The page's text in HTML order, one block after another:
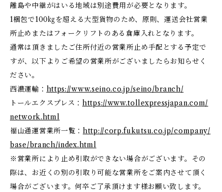
離島や中継がはいる地域は別途費用が必要となります。
1梱包で100㎏を超える大型貨物のため、原則、運送会社営業
所止めまたはフォークリフトのある倉庫入れとなります。
通常は頂きましたご住所付近の営業所止め手配とする予定で
すが、以下よりご希望の営業所がございましたらお知らせく
ださい。
西濃運輸： https://www.seino.co.jp/seino/branch/
トールエクスプレス： https://www.tollexpressjapan.com/
network.html
福山通運営業所一覧： http://corp.fukutsu.co.jp/company/
base/branch/index.html
※営業所により止め引取ができない場合がございます。その
際は、お近くの別の引取り可能な営業所をご案内させて頂く
場合がございます。何卒ご了承頂けます様お願い致します。